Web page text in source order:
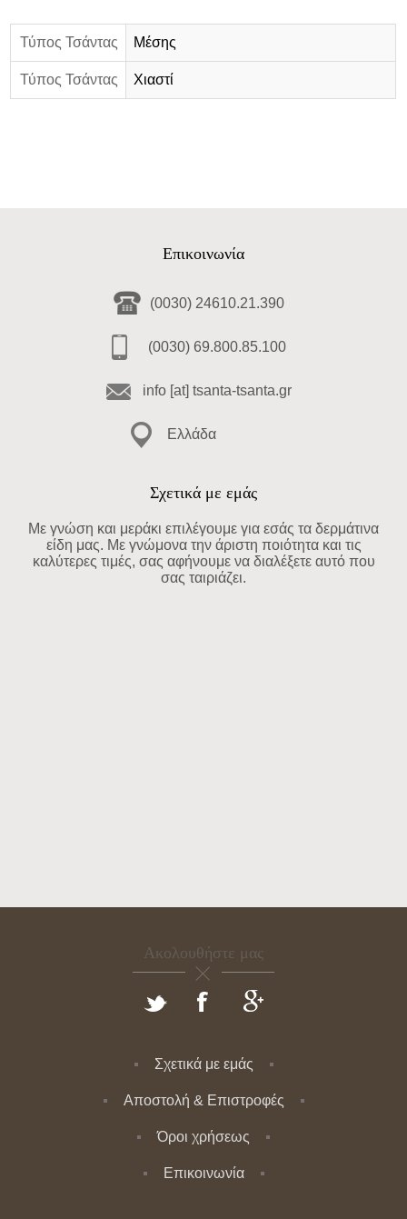
Τύπος Τσάντας Μέσης
Τύπος Τσάντας Χιαστί
Επικοινωνία
(0030) 24610.21.390
(0030) 69.800.85.100
info [at] tsanta-tsanta.gr
Ελλάδα
Σχετικά με εμάς
Με γνώση και μεράκι επιλέγουμε για εσάς τα δερμάτινα
είδη μας. Με γνώμονα την άριστη ποιότητα και τις
καλύτερες τιμές, σας αφήνουμε να διαλέξετε αυτό που
σας ταιριάζει.
Ακολουθήστε μας
Σχετικά με εμάς
Αποστολή & Επιστροφές
Όροι χρήσεως
Επικοινωνία